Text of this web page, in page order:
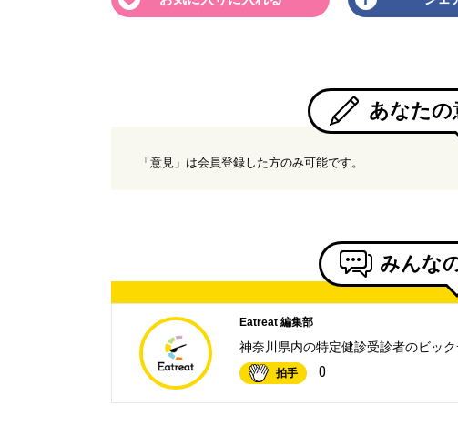
あなたの
「意見」は会員登録した方のみ可能です。
みんな
Eatreat 編集部
神奈川県内の特定健診受診者のビッ
拍手 0